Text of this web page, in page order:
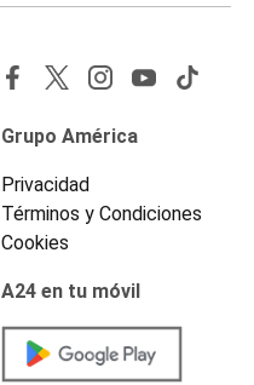
Grupo América
Privacidad
Términos y Condiciones
Cookies
A24 en tu móvil